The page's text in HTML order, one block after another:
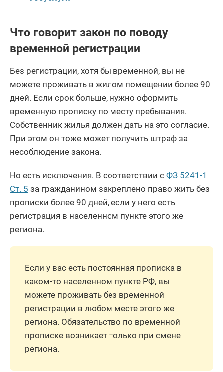
Что говорит закон по поводу
временной регистрации
Без регистрации, хотя бы временной, вы не
можете проживать в жилом помещении более 90
дней. Если срок больше, нужно оформить
временную прописку по месту пребывания.
Собственник жилья должен дать на это согласие.
При этом он тоже может получить штраф за
несоблюдение закона.
Но есть исключения. В соответствии с ФЗ 5241-1
Ст. 5 за гражданином закреплено право жить без
прописки более 90 дней, если у него есть
регистрация в населенном пункте этого же
региона.
Если у вас есть постоянная прописка в
каком-то населенном пункте РФ, вы
можете проживать без временной
регистрации в любом месте этого же
региона. Обязательство по временной
прописке возникает только при смене
региона.